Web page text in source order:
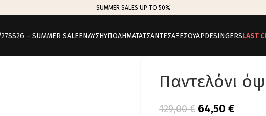
SUMMER SALES UP TO 50%
SS26 – SUMMER SALEΕΝΔΥΣΗΥΠΟΔΗΜΑΤΑΤΣΑΝΤΕΣΑΞΕΣΟΥΑΡDESINGERSLAST
Παντελόνι
129,00€ 64,50 €